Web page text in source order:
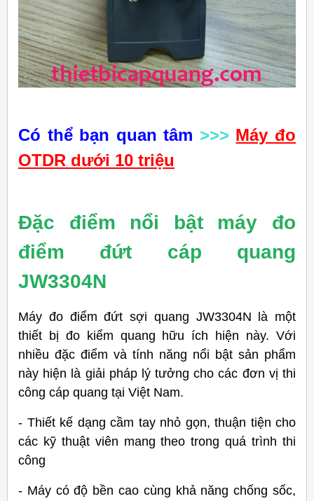
Có thể bạn quan tâm >>> Máy đo
OTDR dưới 10 triệu
Đặc điểm nổi bật máy đo
điểm đứt cáp quang
JW3304N
Máy đo điểm đứt sợi quang JW3304N là một
thiết bị đo kiểm quang hữu ích hiện này. Với
nhiều đặc điểm và tính năng nổi bật sản phẩm
này hiện là giải pháp lý tưởng cho các đơn vị thi
công cáp quang tại Việt Nam.
- Thiết kế dạng cầm tay nhỏ gọn, thuận tiện cho
các kỹ thuật viên mang theo trong quá trình thi
công
- Máy có độ bền cao cùng khả năng chống sốc,